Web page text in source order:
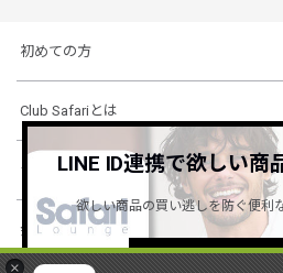
×
初めての方
Club Safariとは
ショッピングガイド
会社概要・規約
LINE ID連携で欲しい商
欲しい商品の買い逃しを防ぐ便利
詳しくはこち